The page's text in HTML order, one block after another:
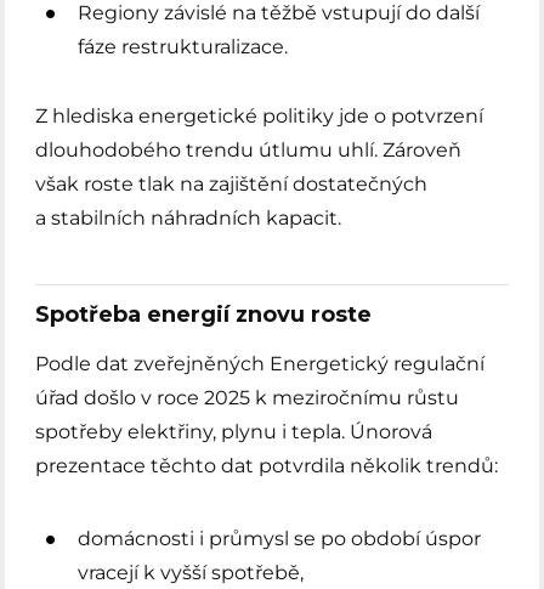
Regiony závislé na těžbě vstupují do další
fáze restrukturalizace.
Z hlediska energetické politiky jde o potvrzení
dlouhodobého trendu útlumu uhlí. Zároveň
však roste tlak na zajištění dostatečných
a stabilních náhradních kapacit.
Spotřeba energií znovu roste
Podle dat zveřejněných Energetický regulační
úřad došlo v roce 2025 k meziročnímu růstu
spotřeby elektřiny, plynu i tepla. Únorová
prezentace těchto dat potvrdila několik trendů:
domácnosti i průmysl se po období úspor
vracejí k vyšší spotřebě,